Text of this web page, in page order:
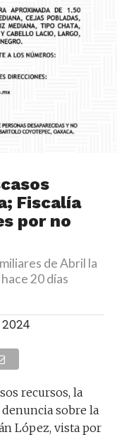
Fiscalía
por no
de Abril la
20 días
recursos, la
denuncia sobre la
López, vista por